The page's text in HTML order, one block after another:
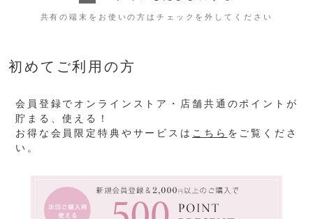
共有の端末をお使いの方はチェックを外してください
初めてご利用の方
会員登録でオンラインストア・店舗共通のポイントが
貯まる、使える！
お得な会員限定特典やサービスは こちら をご覧くださ
い。